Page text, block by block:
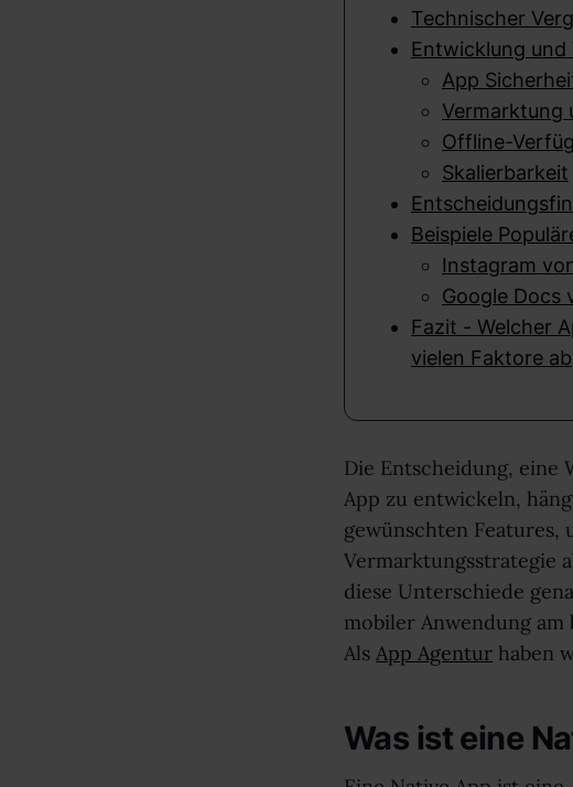
Technischer
Entwicklung und
App
Vermarktung
Offline-
Skalierbarkeit
Beispiele
Instagram
Google Docs
Fazit - Welcher
vielen Faktore ab
Die Entscheidung, eine
App zu entwickeln,
gewünschten
Vermarktungsstrategie
diese Unterschiede
mobiler Anwendung am
Als App Agentur haben
Was ist eine